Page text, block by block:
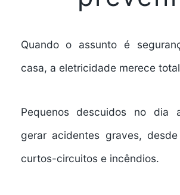
Quando o assunto é
casa, a eletricidade merece
Pequenos descuidos no dia
gerar acidentes graves,
curtos-circuitos e incêndios.